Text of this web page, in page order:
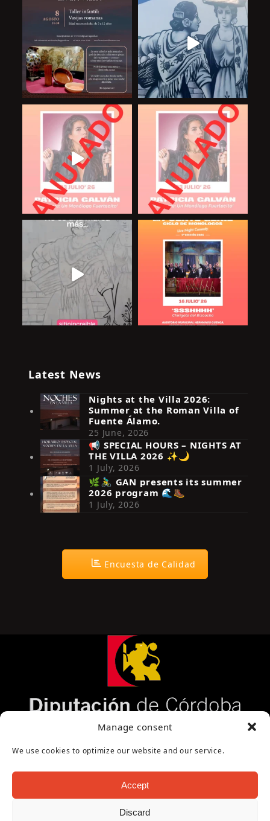
Manage consent
We use cookies to optimize our website and our service.
Accept
Discard
Síguenos en Instagram
Latest News
Nights at the Villa 2026:
Summer at the Roman Villa of
Fuente Álamo.
25 June, 2026
📢 SPECIAL HOURS – NIGHTS AT
THE VILLA 2026 ✨🌙
1 July, 2026
🌿🚴‍♂️ GAN presents its summer
2026 program 🌊🥾
1 July, 2026
Encuesta de Calidad
Página cofinanciada por la Diputación de Córdoba